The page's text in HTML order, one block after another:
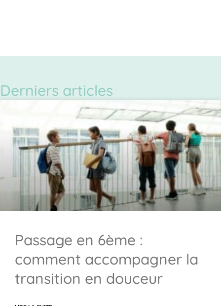
Derniers articles
Passage en 6ème :
comment accompagner la
transition en douceur